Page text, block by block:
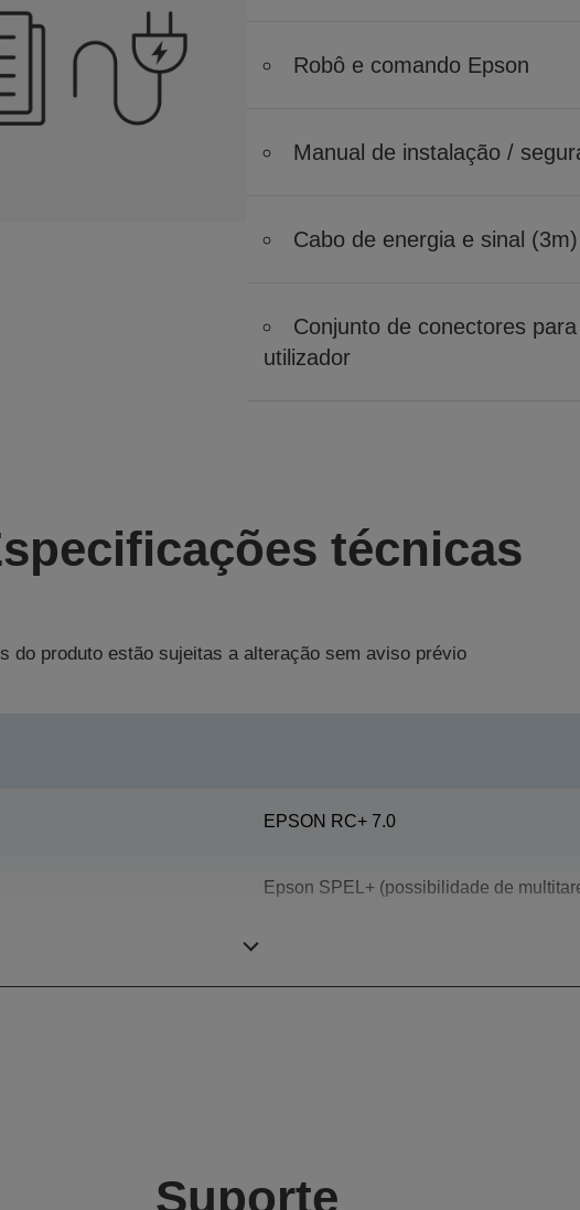
Robô e comando Epson
Manual de instalação /
Cabo de energia e sinal (3m)
Conjunto de conectores
utilizador
técnicas
do produto estão sujeitas a alteração sem aviso prévio
EPSON RC+ 7.0
Epson SPEL+ (possibilidade de
Suporte